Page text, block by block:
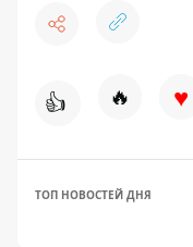
👍 🔥 ♥
ТОП НОВОСТЕЙ ДНЯ